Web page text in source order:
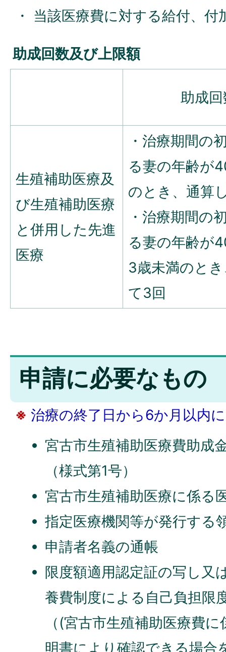
・ 当該医療費に対する給付、付
助成回数及び上限額
助成
生殖補助医療及
び生殖補助医療
と併用した先進
医療
・治療期間の
る妻の年齢が
のとき、通算
・治療期間の
る妻の年齢が
3歳未満のと
て3回
申請に必要なもの
※ 治療の終了日から6か月以内
宮古市生殖補助医療費助成
（様式第1号）
宮古市生殖補助医療に係る
指定医療機関等が発行する
申請者名義の通帳
限度額適用認定証の写し又
養費制度による自己負担限
（(宮古市生殖補助医療費
明書により確認できる場合